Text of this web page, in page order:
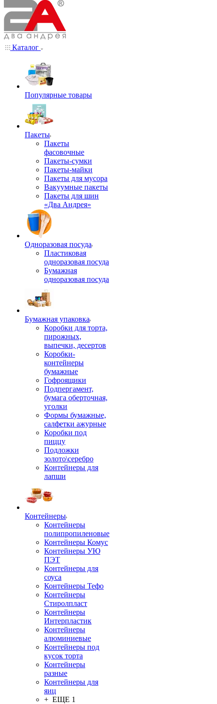
Каталог
Популярные товары
Пакеты
Пакеты
фасовочные
Пакеты-сумки
Пакеты-майки
Пакеты для мусора
Вакуумные пакеты
Пакеты для шин
«Два Андрея»
Одноразовая посуда
Пластиковая
одноразовая посуда
Бумажная
одноразовая посуда
Бумажная упаковка
Коробки для торта,
пирожных,
выпечки, десертов
Коробки-
контейнеры
бумажные
Гофроящики
Подпергамент,
бумага оберточная,
уголки
Формы бумажные,
салфетки ажурные
Коробки под
пиццу
Подложки
золото\серебро
Контейнеры для
лапши
Контейнеры
Контейнеры
полипропиленовые
Контейнеры Комус
Контейнеры УЮ
ПЭТ
Контейнеры для
соуса
Контейнеры Тефо
Контейнеры
Стиролпласт
Контейнеры
Интерпластик
Контейнеры
алюминиевые
Контейнеры под
кусок торта
Контейнеры
разные
Контейнеры для
яиц
+ ЕЩЕ 1